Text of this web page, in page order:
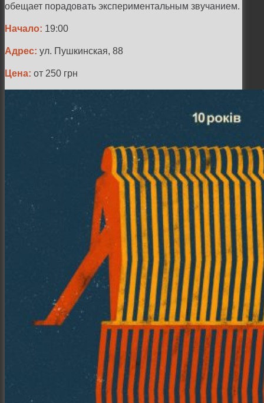
обещает порадовать экспериментальным звучанием.
Начало: 19:00
Адрес: ул. Пушкинская, 88
Цена: от 250 грн